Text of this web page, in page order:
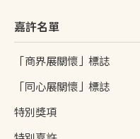
嘉許名單
「商界展關懷」標誌
「同心展關懷」標誌
特別獎項